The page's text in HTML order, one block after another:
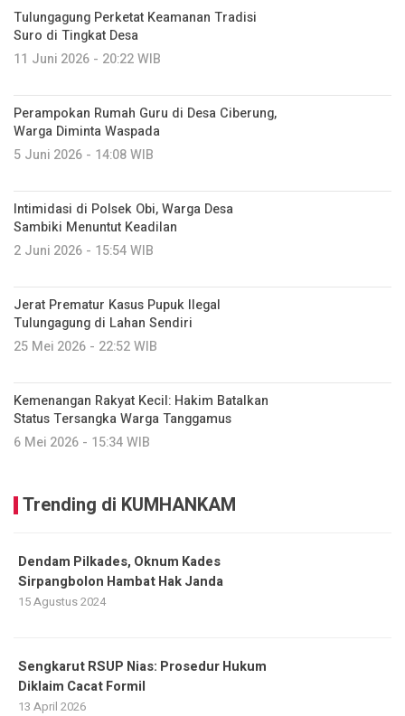
Tulungagung Perketat Keamanan Tradisi
Suro di Tingkat Desa
11 Juni 2026 - 20:22 WIB
Perampokan Rumah Guru di Desa Ciberung,
Warga Diminta Waspada
5 Juni 2026 - 14:08 WIB
Intimidasi di Polsek Obi, Warga Desa
Sambiki Menuntut Keadilan
2 Juni 2026 - 15:54 WIB
Jerat Prematur Kasus Pupuk Ilegal
Tulungagung di Lahan Sendiri
25 Mei 2026 - 22:52 WIB
Kemenangan Rakyat Kecil: Hakim Batalkan
Status Tersangka Warga Tanggamus
6 Mei 2026 - 15:34 WIB
Trending di KUMHANKAM
Dendam Pilkades, Oknum Kades
Sirpangbolon Hambat Hak Janda
15 Agustus 2024
Sengkarut RSUP Nias: Prosedur Hukum
Diklaim Cacat Formil
13 April 2026